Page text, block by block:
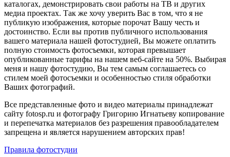
каталогах, демонстрировать свои работы на ТВ и других
медиа проектах. Так же хочу уверить Вас в том, что я не
публикую изображения, которые порочат Вашу честь и
достоинство. Если вы против публичного использования
вашего материала нашей фотостудией, Вы можете оплатить
полную стоимость фотосъемки, которая превышает
опубликованные тарифы на нашем веб-сайте на 50%. Выбирая
меня и нашу фотостудию, Вы тем самым соглашаетесь со
стилем моей фотосъемки и особенностью стиля обработки
Ваших фотографий.
Все представленные фото и видео материалы принадлежат
сайту fotosp.ru и фотографу Григорию Игнатьеву копирование
и перепечатка материалов без разрешения правообладателем
запрещена и является нарушением авторских прав!
Правила фотостудии